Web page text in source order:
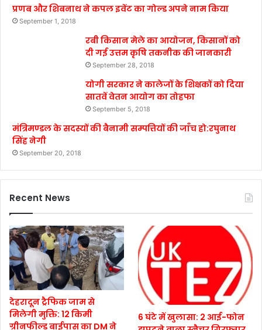
प्रणब और शिबनाथ ने कपल इवेंट का गोल्ड अपने नाम किया
September 1, 2018
रबी किसान मेले का आयोजन, किसानों को
दी गई उत्तम कृषि तकनीक की जानकारी
September 28, 2018
योगी सरकार ने कालेजों के शिक्षकों को दिया
सातवें वेतन आयोग का तोहफा
September 5, 2018
मंत्रिमण्डल के सदस्यों की बैनामी सम्पत्तियों की जाँच हो:रघुनाथ
सिंह नेगी
September 20, 2018
Recent News
देहरादून ट्रैफिक जाम से
मिलेगी मुक्ति: 12 किमी
ग्रीनफील्ड बाईपास का DM ने
6 घंटे में खुलासा: 2 आई-फोन